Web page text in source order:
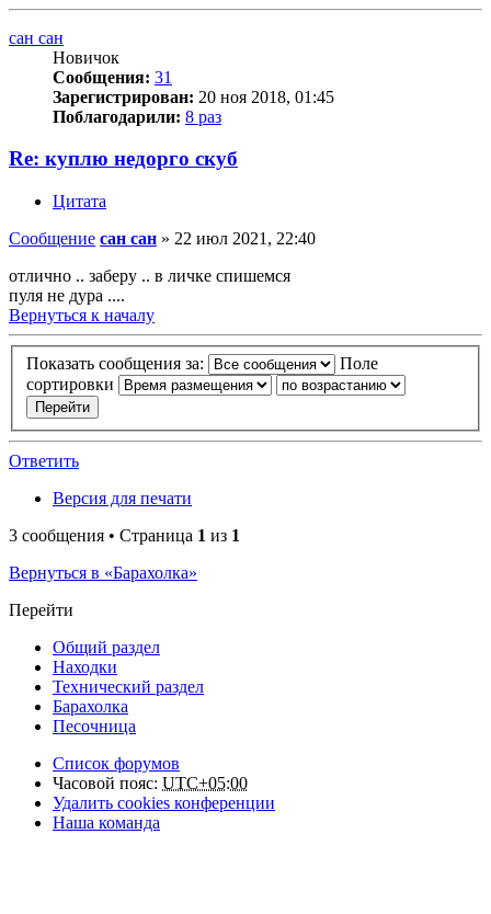
сан сан
Новичок
Сообщения: 31
Зарегистрирован: 20 ноя 2018, 01:45
Поблагодарили: 8 раз
Re: куплю недорго скуб
Цитата
Сообщение сан сан » 22 июл 2021, 22:40
отлично .. заберу .. в личке спишемся
пуля не дура ....
Вернуться к началу
Показать сообщения за:
Поле
сортировки
Ответить
Версия для печати
3 сообщения • Страница 1 из 1
Вернуться в «Барахолка»
Перейти
Общий раздел
Находки
Технический раздел
Барахолка
Песочница
Список форумов
Часовой пояс: UTC+05:00
Удалить cookies конференции
Наша команда